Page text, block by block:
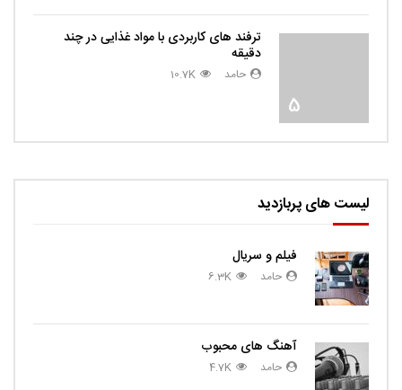
5
ترفند های کاربردی با مواد غذایی در چند
دقیقه
حامد 10.7K
لیست های پربازدید
فیلم و سریال
حامد 6.3K
آهنگ های محبوب
حامد 4.7K